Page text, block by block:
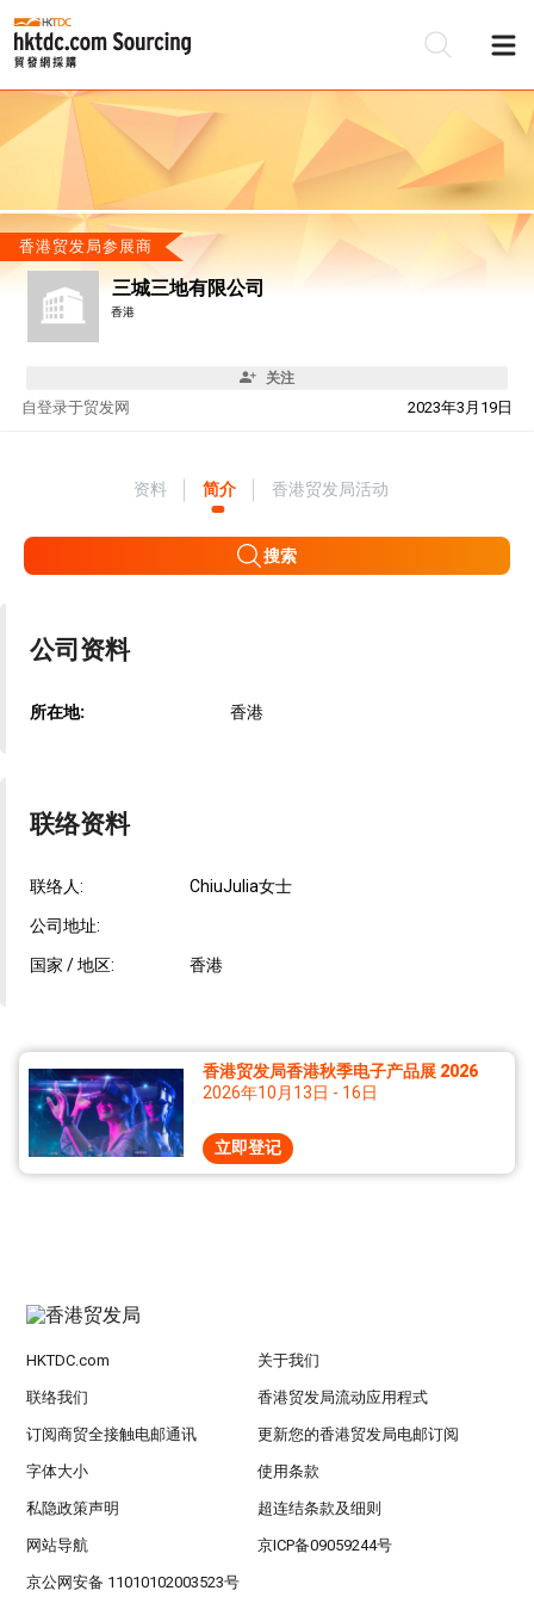
香港贸发局参展商
三城三地有限公司
香港
关注
自 2023年3月19日
登录于贸发网
资料 简介 香港贸发局活动
搜索
公司资料
所在地: 香港
联络资料
联络人: ChiuJulia女士
公司地址:
国家 / 地区: 香港
香港贸发局香港秋季电子产品展 2026
2026年10月13日 - 16日
立即登记
HKTDC.com 关于我们
联络我们 香港贸发局流动应用程式
订阅商贸全接触电邮通讯 更新您的香港贸发局电邮订阅
字体大小 使用条款
私隐政策声明 超连结条款及细则
网站导航 京ICP备09059244号
京公网安备 11010102003523号